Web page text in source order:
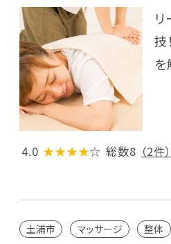
技
4.0 ★★★★☆ 総数8 （2件）
土浦市 マッサージ 整体